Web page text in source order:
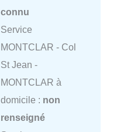
connu
Service
MONTCLAR - Col
St Jean -
MONTCLAR à
domicile : non
renseigné